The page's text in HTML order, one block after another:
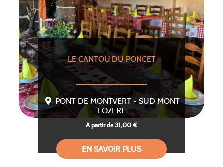
LE CANTOU DU PONCET
PONT DE MONTVERT - SUD MONT
LOZERE
A partir de 31,00 €
EN SAVOIR PLUS